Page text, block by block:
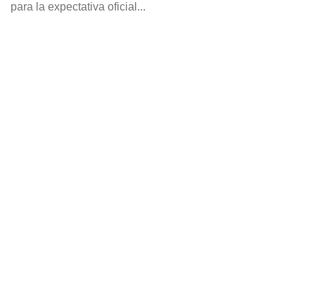
para la expectativa oficial...